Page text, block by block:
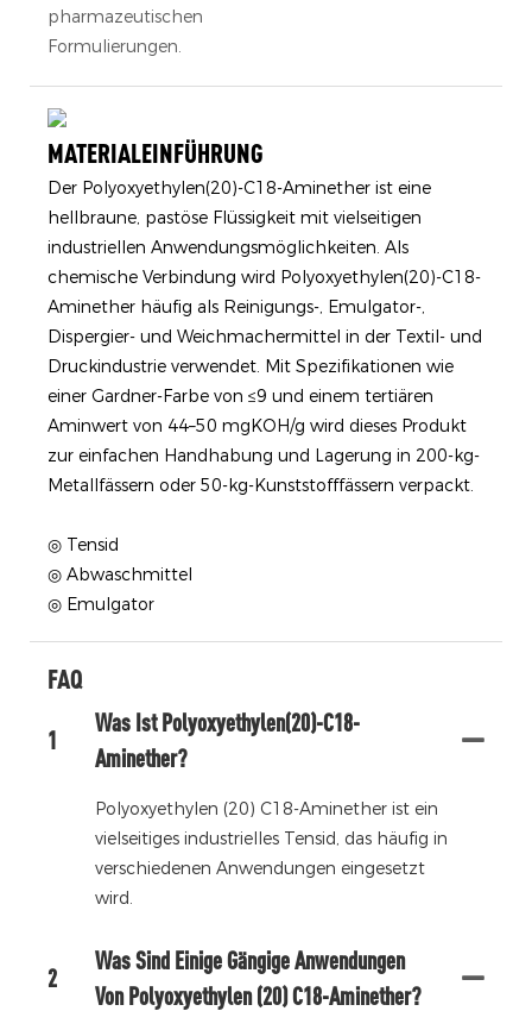
pharmazeutischen
Formulierungen.
MATERIALEINFÜHRUNG
Der Polyoxyethylen(20)-C18-Aminether ist eine
hellbraune, pastöse Flüssigkeit mit vielseitigen
industriellen Anwendungsmöglichkeiten. Als
chemische Verbindung wird Polyoxyethylen(20)-C18-
Aminether häufig als Reinigungs-, Emulgator-,
Dispergier- und Weichmachermittel in der Textil- und
Druckindustrie verwendet. Mit Spezifikationen wie
einer Gardner-Farbe von ≤9 und einem tertiären
Aminwert von 44–50 mgKOH/g wird dieses Produkt
zur einfachen Handhabung und Lagerung in 200-kg-
Metallfässern oder 50-kg-Kunststofffässern verpackt.
◎ Tensid
◎ Abwaschmittel
◎ Emulgator
FAQ
1
Was Ist Polyoxyethylen(20)-C18-
Aminether?
Polyoxyethylen (20) C18-Aminether ist ein
vielseitiges industrielles Tensid, das häufig in
verschiedenen Anwendungen eingesetzt
wird.
2
Was Sind Einige Gängige Anwendungen
Von Polyoxyethylen (20) C18-Aminether?